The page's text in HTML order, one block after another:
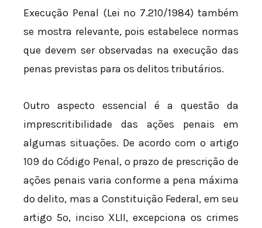
Execução Penal (Lei nº 7.210/1984) também
se mostra relevante, pois estabelece normas
que devem ser observadas na execução das
penas previstas para os delitos tributários.
Outro aspecto essencial é a questão da
imprescritibilidade das ações penais em
algumas situações. De acordo com o artigo
109 do Código Penal, o prazo de prescrição de
ações penais varia conforme a pena máxima
do delito, mas a Constituição Federal, em seu
artigo 5º, inciso XLII, excepciona os crimes